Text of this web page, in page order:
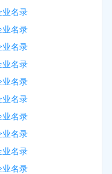
业名录
业名录
业名录
业名录
业名录
业名录
业名录
业名录
业名录
业名录